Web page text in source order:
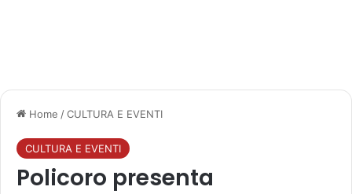
Home /CULTURA E EVENTI
CULTURA E EVENTI
Policoro presenta